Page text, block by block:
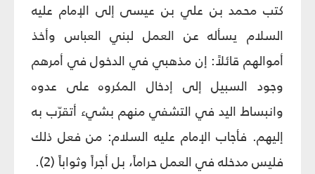
كتب محمد بن علي بن عيسى إلى الإمام عليه
السلام يسأله عن العمل لبني العباس وأخذ
أموالهم قائلاً: إن مذهبي في الدخول في أمرهم
وجود السبيل إلى إدخال المكروه على عدوه
وانبساط اليد في التشفي منهم بشيء أتقرّب به
إليهم. فأجاب الإمام عليه السلام: من فعل ذلك
فليس مدخله في العمل حراماً، بل أجراً وثواباً (2).